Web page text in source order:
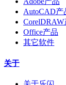
AutoCAD产
CorelDRAW
Office产品
其它软件
关于